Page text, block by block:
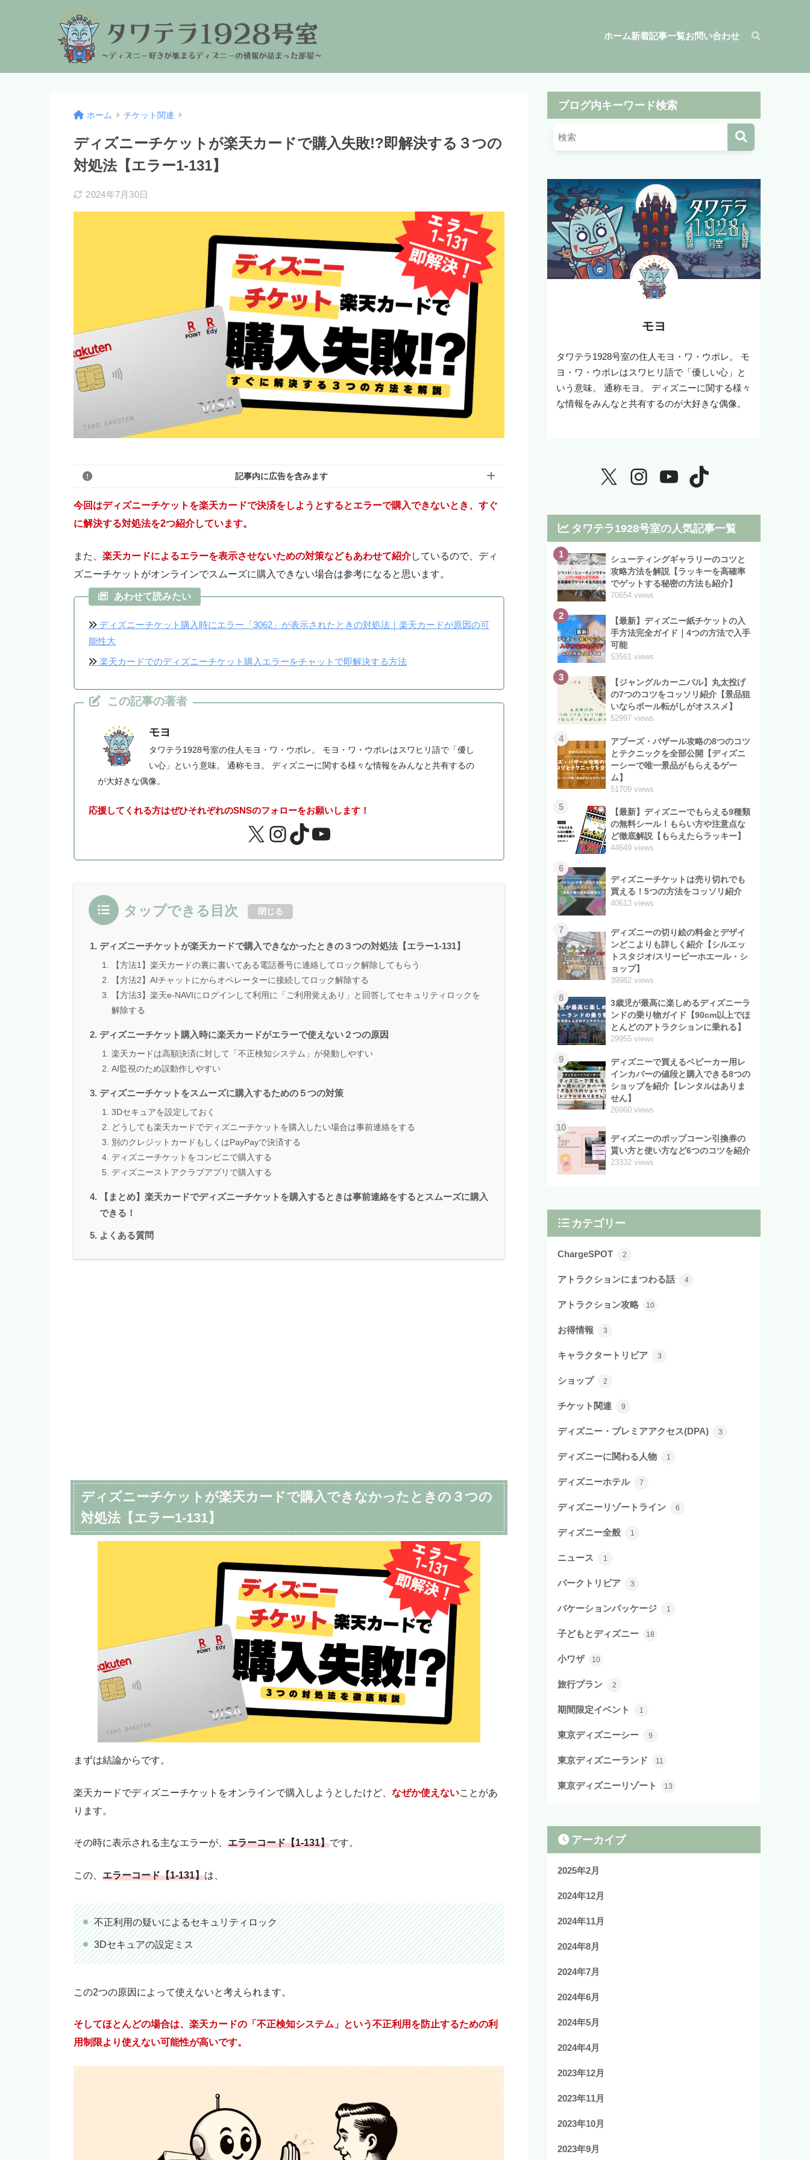
ホーム新着記事一覧お問い合わせ
ホーム チケット関連
ディズニーチケットが楽天カードで購入失敗!?即解決する３つの
対処法【エラー1-131】
2024年7月30日
記事内に広告を含みます
モヨ
このブログのリンクは広告を含んでいる場合があります。モヨのことを「応援しても
「モヨなんか応援しない！」という人はリンクを踏まずに検索して、お目当ての商品
をご購入ください。
今回はディズニーチケットを楽天カードで決済をしようとするとエラーで購入できないとき、すぐ
に解決する対処法を2つ紹介しています。
また、 楽天カードによるエラーを表示させないための対策などもあわせて紹介しているので、ディ
ズニーチケットがオンラインでスムーズに購入できない場合は参考になると思います。
あわせて読みたい
ディズニーチケット購入時にエラー「3062」が表示されたときの対処法｜楽天カードが原因の可
能性大
楽天カードでのディズニーチケット購入エラーをチャットで即解決する方法
この記事の著者
モヨ
タワテラ1928号室の住人モヨ・ワ・ウポレ。 モヨ・ワ・ウポレはスワヒリ語で「優し
い心」という意味。 通称モヨ。 ディズニーに関する様々な情報をみんなと共有するの
が大好きな偶像。
応援してくれる方はぜひそれぞれのSNSのフォローをお願いします！
タップできる目次 閉じる
ディズニーチケットが楽天カードで購入できなかったときの３つの対処法【エラー1-131】
【方法1】楽天カードの裏に書いてある電話番号に連絡してロック解除してもらう
【方法2】AIチャットにからオペレーターに接続してロック解除する
【方法3】楽天e-NAVIにログインして利用に「ご利用覚えあり」と回答してセキュリティロックを
解除する
ディズニーチケット購入時に楽天カードがエラーで使えない２つの原因
楽天カードは高額決済に対して「不正検知システム」が発動しやすい
AI監視のため誤動作しやすい
ディズニーチケットをスムーズに購入するための５つの対策
3Dセキュアを設定しておく
どうしても楽天カードでディズニーチケットを購入したい場合は事前連絡をする
別のクレジットカードもしくはPayPayで決済する
ディズニーチケットをコンビニで購入する
ディズニーストアクラブアプリで購入する
【まとめ】楽天カードでディズニーチケットを購入するときは事前連絡をするとスムーズに購入
できる！
よくある質問
ディズニーチケットが楽天カードで購入できなかったときの３つの
対処法【エラー1-131】
まずは結論からです。
楽天カードでディズニーチケットをオンラインで購入しようとしたけど、 なぜか使えないことがあ
ります。
その時に表示される主なエラーが、 エラーコード【1-131】です。
この、 エラーコード【1-131】は、
不正利用の疑いによるセキュリティロック
3Dセキュアの設定ミス
この2つの原因によって使えないと考えられます。
そしてほとんどの場合は、楽天カードの「不正検知システム」という不正利用を防止するための利
用制限より使えない可能性が高いです。
ブログ内キーワード検索
モヨ
タワテラ1928号室の住人モヨ・ワ・ウポレ。 モ
ヨ・ワ・ウポレはスワヒリ語で「優しい心」と
いう意味。 通称モヨ。 ディズニーに関する様々
な情報をみんなと共有するのが大好きな偶像。
タワテラ1928号室の人気記事一覧
1
シューティングギャラリーのコツと
攻略方法を解説【ラッキーを高確率
でゲットする秘密の方法も紹介】
70654 views
2
【最新】ディズニー紙チケットの入
手方法完全ガイド｜4つの方法で入手
可能
53561 views
3
【ジャングルカーニバル】丸太投げ
の7つのコツをコッソリ紹介【景品狙
いならボール転がしがオススメ】
52997 views
4
アブーズ・バザール攻略の8つのコツ
とテクニックを全部公開【ディズニ
ーシーで唯一景品がもらえるゲー
ム】
51709 views
5
【最新】ディズニーでもらえる9種類
の無料シール！もらい方や注意点な
ど徹底解説【もらえたらラッキー】
44649 views
6
ディズニーチケットは売り切れでも
買える！5つの方法をコッソリ紹介
40613 views
7
ディズニーの切り絵の料金とデザイ
ンどこよりも詳しく紹介【シルエッ
トスタジオ/スリーピーホエール・シ
ョップ】
39982 views
8
3歳児が最高に楽しめるディズニーラ
ンドの乗り物ガイド【90cm以上でほ
とんどのアトラクションに乗れる】
29955 views
9
ディズニーで買えるベビーカー用レ
インカバーの値段と購入できる8つの
ショップを紹介【レンタルはありま
せん】
26960 views
10
ディズニーのポップコーン引換券の
貰い方と使い方など6つのコツを紹介
23332 views
カテゴリー
ChargeSPOT 2
アトラクションにまつわる話 4
アトラクション攻略 10
お得情報 3
キャラクタートリビア 3
ショップ 2
チケット関連 9
ディズニー・プレミアアクセス(DPA) 3
ディズニーに関わる人物 1
ディズニーホテル 7
ディズニーリゾートライン 6
ディズニー全般 1
ニュース 1
パークトリビア 3
バケーションパッケージ 1
子どもとディズニー 18
小ワザ 10
旅行プラン 2
期間限定イベント 1
東京ディズニーシー 9
東京ディズニーランド 11
東京ディズニーリゾート 13
アーカイブ
2025年2月
2024年12月
2024年11月
2024年8月
2024年7月
2024年6月
2024年5月
2024年4月
2023年12月
2023年11月
2023年10月
2023年9月